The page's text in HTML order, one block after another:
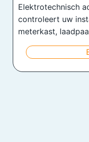
Elektrotechnisch
controleert uw
meterkast,